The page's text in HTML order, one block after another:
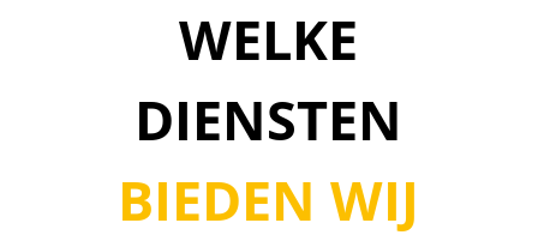
WELKE
DIENSTEN
BIEDEN WIJ